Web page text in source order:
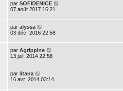
par SOFIDENICE
07 août 2017 16:21
par alyssa
03 déc. 2016 22:58
par Agrippine
13 juil. 2014 22:58
par litana
16 avr. 2014 03:14